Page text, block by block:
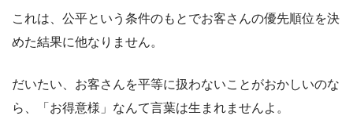
これは、公平という条件のもとでお客さんの優先順位を決
めた結果に他なりません。
だいたい、お客さんを平等に扱わないことがおかしいのな
ら、「お得意様」なんて言葉は生まれませんよ。